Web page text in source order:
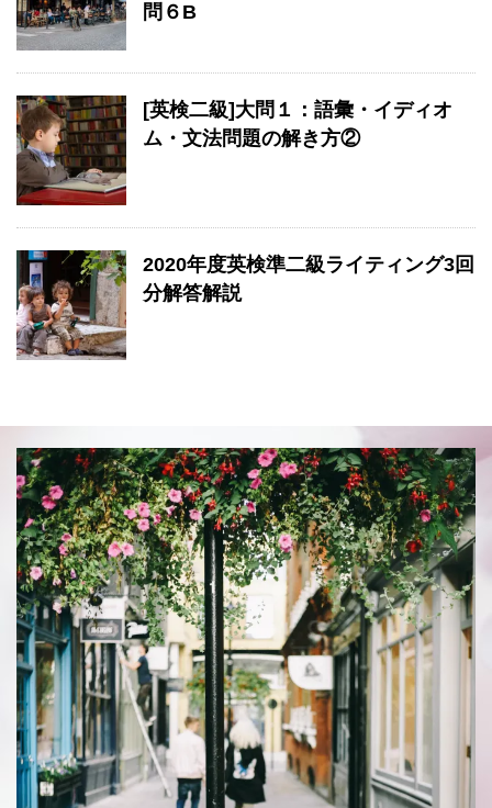
問６B
[英検二級]大問１：語彙・イディオ
ム・文法問題の解き方②
2020年度英検準二級ライティング3回
分解答解説